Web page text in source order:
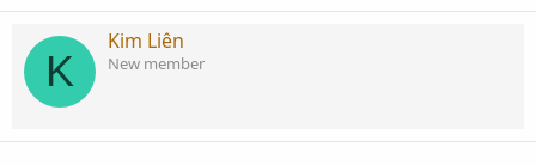
K
Kim Liên
New member